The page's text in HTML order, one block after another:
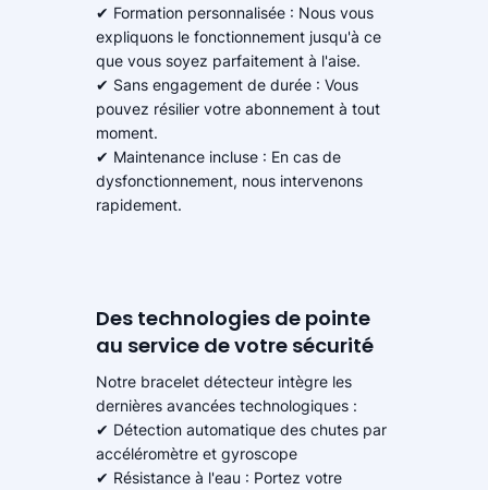
✔ Formation personnalisée : Nous vous
expliquons le fonctionnement jusqu'à ce
que vous soyez parfaitement à l'aise.
✔ Sans engagement de durée : Vous
pouvez résilier votre abonnement à tout
moment.
✔ Maintenance incluse : En cas de
dysfonctionnement, nous intervenons
rapidement.
Des technologies de pointe
au service de votre sécurité
Notre bracelet détecteur intègre les
dernières avancées technologiques :
✔ Détection automatique des chutes par
accéléromètre et gyroscope
✔ Résistance à l'eau : Portez votre